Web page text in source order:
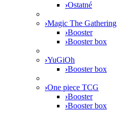
›Ostatné
›Magic The Gathering
›Booster
›Booster box
›YuGiOh
›Booster box
›One piece TCG
›Booster
›Booster box